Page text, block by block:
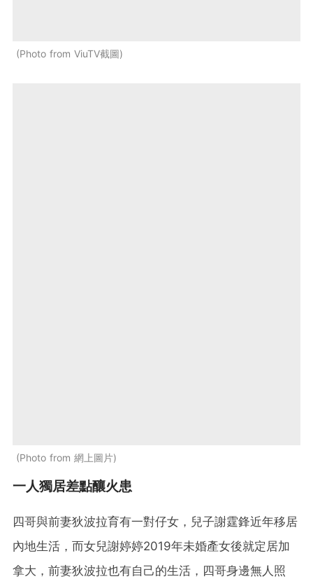
Photo from ViuTV截圖
Photo from 網上圖片
一人獨居差點釀火患
四哥與前妻狄波拉育有一對仔女，兒子謝霆鋒近年移居
內地生活，而女兒謝婷婷2019年未婚產女後就定居加
拿大，前妻狄波拉也有自己的生活，四哥身邊無人照